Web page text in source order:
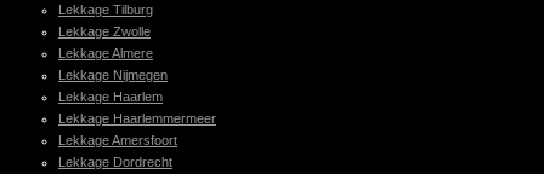
Lekkage Tilburg
Lekkage Zwolle
Lekkage Almere
Lekkage Nijmegen
Lekkage Haarlem
Lekkage Haarlemmermeer
Lekkage Amersfoort
Lekkage Dordrecht